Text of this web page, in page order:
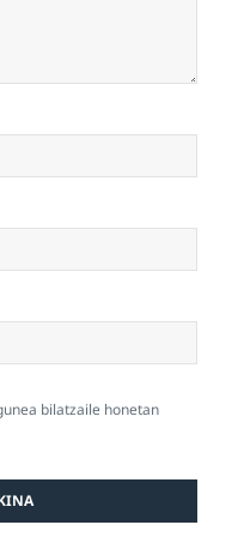
bilatzaile honetan